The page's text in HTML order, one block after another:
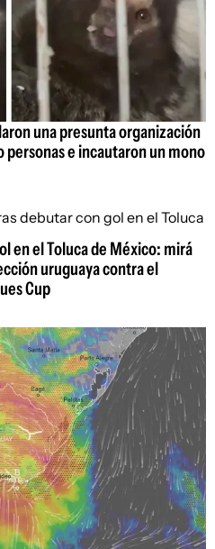
una presunta organización
e incautaron un mono
en el Toluca de México: mirá
uruguaya contra el
Cup